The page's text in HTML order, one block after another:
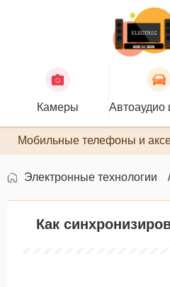
Камеры Автоаудио
Мобильные телефоны и
Электронные технологии
Как